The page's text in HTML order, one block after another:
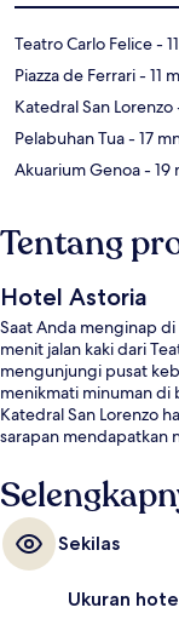
Teatro Carlo Felice-
Piazza de Ferrari- 11
Katedral San Lorenzo
Pelabuhan Tua- 17
Akuarium Genoa- 19
Tentang
Hotel Astoria
Saat Anda menginap
menit jalan kaki dari
mengunjungi pusat
menikmati minuman di
Katedral San Lorenzo
sarapan mendapatkan
Sekilas
Ukuran